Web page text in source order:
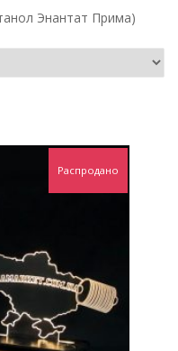
Энантат Прима)
Распродано